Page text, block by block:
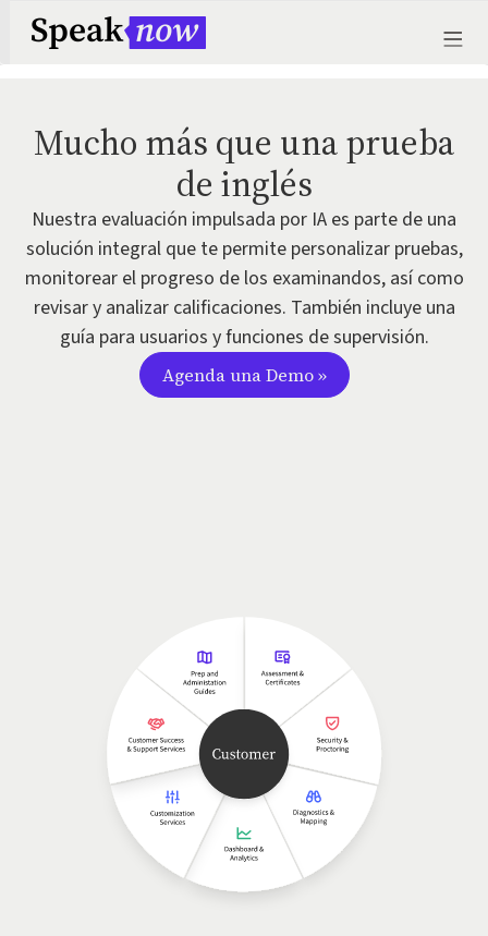
Mucho más que una prueba
de inglés
Nuestra evaluación impulsada por IA es parte de una
solución integral que te permite personalizar pruebas,
monitorear el progreso de los examinandos, así como
revisar y analizar calificaciones. También incluye una
guía para usuarios y funciones de supervisión.
Agenda una Demo »